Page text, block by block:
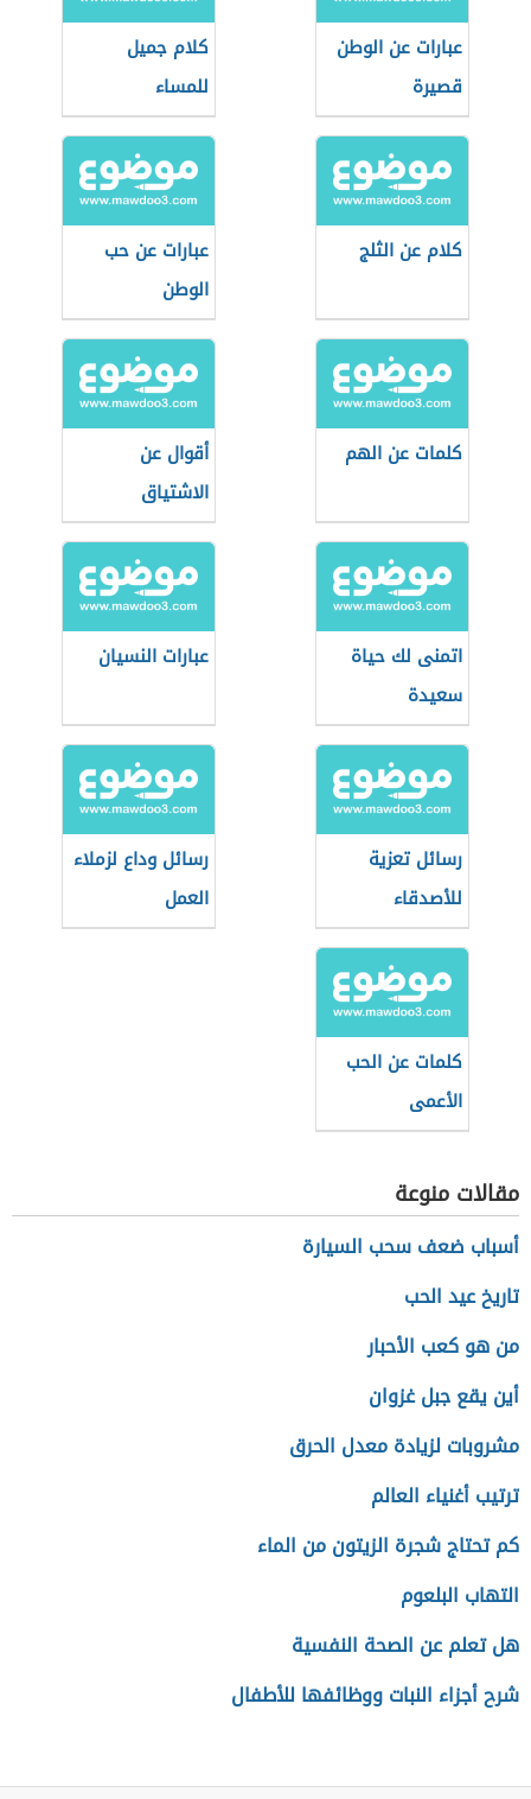
عبارات عن الوطن
قصيرة
كلام جميل
للمساء
كلام عن الثلج
عبارات عن حب
الوطن
كلمات عن الهم
أقوال عن
الاشتياق
اتمنى لك حياة
سعيدة
عبارات النسيان
رسائل تعزية
للأصدقاء
رسائل وداع لزملاء
العمل
كلمات عن الحب
الأعمى
مقالات منوعة
أسباب ضعف سحب السيارة
تاريخ عيد الحب
من هو كعب الأحبار
أين يقع جبل غزوان
مشروبات لزيادة معدل الحرق
ترتيب أغنياء العالم
كم تحتاج شجرة الزيتون من الماء
التهاب البلعوم
هل تعلم عن الصحة النفسية
شرح أجزاء النبات ووظائفها للأطفال